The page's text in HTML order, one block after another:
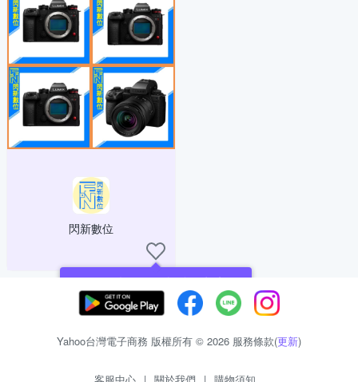
閃新數位
現在可以追蹤你喜愛的商店！
Yahoo台灣電子商務 版權所有 © 2026 服務條款(更新)